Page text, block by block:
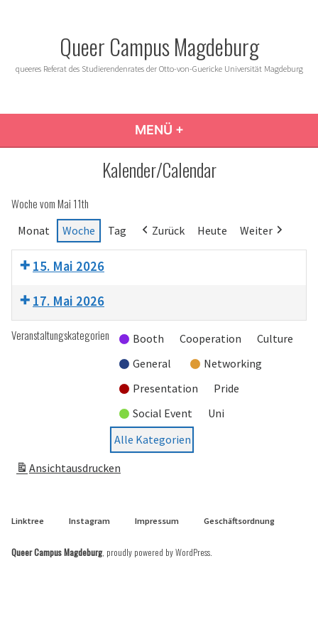
Queer Campus Magdeburg
queeres Referat des Studierendenrates der Otto-von-Guericke Universität Magdeburg
MENÜ +
Kalender/Calendar
Woche vom Mai 11th
Monat Woche Tag Zurück Heute Weiter
15. Mai 2026
17. Mai 2026
Veranstaltungskategorien Booth Cooperation
Culture
General
Networking
Presentation
Pride
Social Event
Uni
Alle Kategorien
Ansichtausdrucken
Linktree Instagram Impressum Geschäftsordnung
Queer Campus Magdeburg, proudly powered by WordPress.